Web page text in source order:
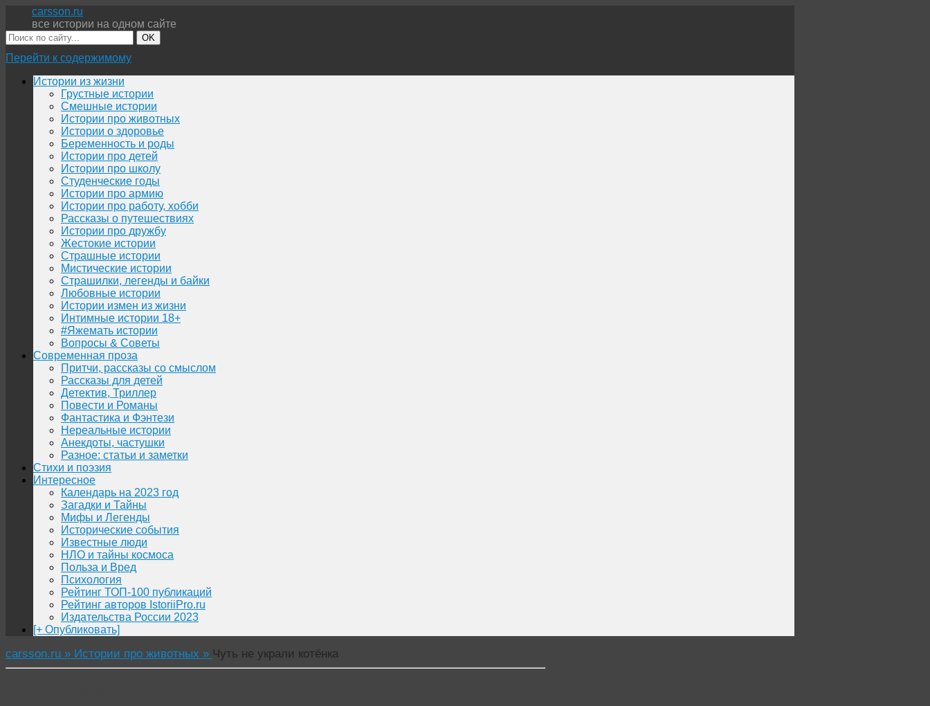
carsson.ru
все истории на одном сайте
OK
Перейти к содержимому
Истории из жизни
Грустные истории
Смешные истории
Истории про животных
Истории о здоровье
Беременность и роды
Истории про детей
Истории про школу
Студенческие годы
Истории про армию
Истории про работу, хобби
Рассказы о путешествиях
Истории про дружбу
Жестокие истории
Страшные истории
Мистические истории
Страшилки, легенды и байки
Любовные истории
Истории измен из жизни
Интимные истории 18+
#Яжемать истории
Вопросы & Советы
Современная проза
Притчи, рассказы со смыслом
Рассказы для детей
Детектив, Триллер
Повести и Романы
Фантастика и Фэнтези
Нереальные истории
Анекдоты, частушки
Разное: статьи и заметки
Стихи и поэзия
Интересное
Календарь на 2023 год
Загадки и Тайны
Мифы и Легенды
Исторические события
Известные люди
НЛО и тайны космоса
Польза и Вред
Психология
Рейтинг ТОП-100 публикаций
Рейтинг авторов IstoriiPro.ru
Издательства России 2023
[+ Опубликовать]
carsson.ru » Истории про животных » Чуть не украли котёнка